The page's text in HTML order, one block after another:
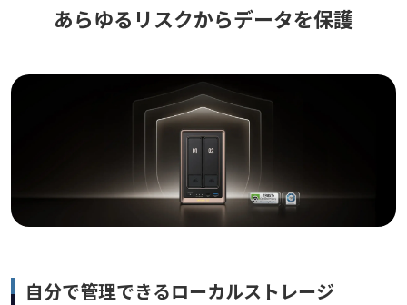
あらゆるリスクからデータを保護
自分で管理できるローカルストレージ